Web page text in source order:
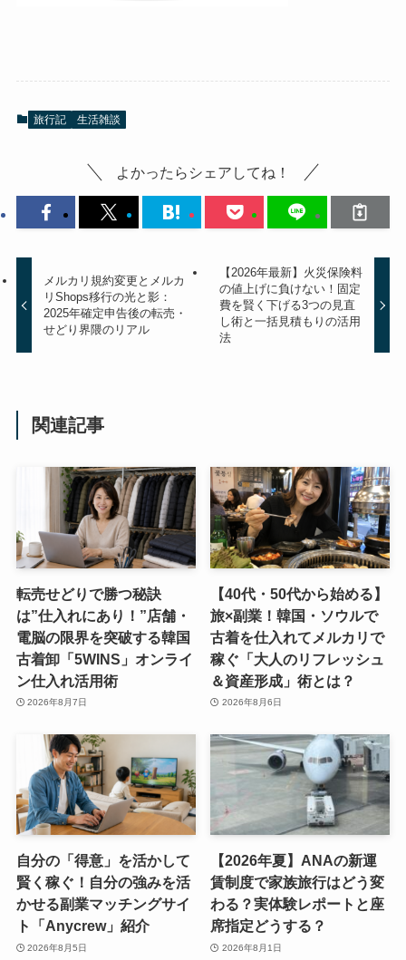
旅行記 生活雑談
よかったらシェアしてね！
メルカリ規約変更とメルカ
リShops移行の光と影：
2025年確定申告後の転売・
せどり界隈のリアル
【2026年最新】火災保険料
の値上げに負けない！固定
費を賢く下げる3つの見直
し術と一括見積もりの活用
法
関連記事
転売せどりで勝つ秘訣
は”仕入れにあり！”店舗・
電脳の限界を突破する韓国
古着卸「5WINS」オンライ
ン仕入れ活用術
2026年8月7日
【40代・50代から始める】
旅×副業！韓国・ソウルで
古着を仕入れてメルカリで
稼ぐ「大人のリフレッシュ
＆資産形成」術とは？
2026年8月6日
自分の「得意」を活かして
賢く稼ぐ！自分の強みを活
かせる副業マッチングサイ
ト「Anycrew」紹介
2026年8月5日
【2026年夏】ANAの新運
賃制度で家族旅行はどう変
わる？実体験レポートと座
席指定どうする？
2026年8月1日